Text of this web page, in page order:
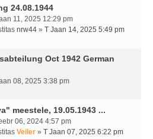
24.08.1944
11, 2025 12:29 pm
nrw44 » T Jaan 14, 2025 5:49 pm
Oct 1942 German
08, 2025 3:38 pm
meestele, 19.05.1943 ...
06, 2024 4:57 pm
Veiler » T Jaan 07, 2025 6:22 pm